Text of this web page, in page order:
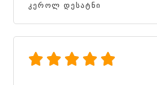
ᲙᲔᲠᲝᲚ ᲓᲔᲡᲐᲢᲜᲘ